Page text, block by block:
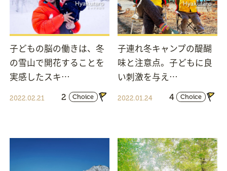
子どもの脳の働きは、冬
の雪山で開花することを
実感したスキ…
2022.02.21 2 Choice
子連れ冬キャンプの醍醐
味と注意点。子どもに良
い刺激を与え…
2022.01.24 4 Choice